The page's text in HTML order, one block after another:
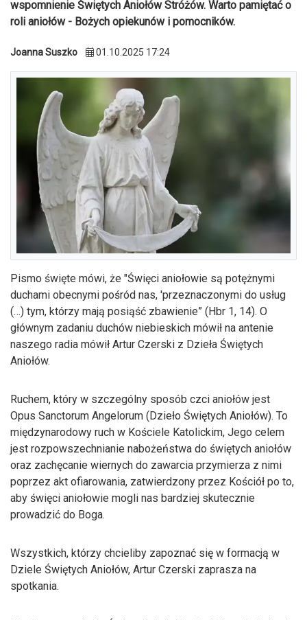
wspomnienie Świętych Aniołów Stróżów. Warto pamiętać o
roli aniołów - Bożych opiekunów i pomocników.
Joanna Suszko 01.10.2025 17:24
Pismo święte mówi, że "Święci aniołowie są potężnymi
duchami obecnymi pośród nas, 'przeznaczonymi do usług
(…) tym, którzy mają posiąść zbawienie” (Hbr 1, 14). O
głównym zadaniu duchów niebieskich mówił na antenie
naszego radia mówił Artur Czerski z Dzieła Świętych
Aniołów.
Ruchem, który w szczególny sposób czci aniołów jest
Opus Sanctorum Angelorum (Dzieło Świętych Aniołów). To
międzynarodowy ruch w Kościele Katolickim, Jego celem
jest rozpowszechnianie nabożeństwa do świętych aniołów
oraz zachęcanie wiernych do zawarcia przymierza z nimi
poprzez akt ofiarowania, zatwierdzony przez Kościół po to,
aby święci aniołowie mogli nas bardziej skutecznie
prowadzić do Boga.
Wszystkich, którzy chcieliby zapoznać się w formacją w
Dziele Świętych Aniołów, Artur Czerski zaprasza na
spotkania.